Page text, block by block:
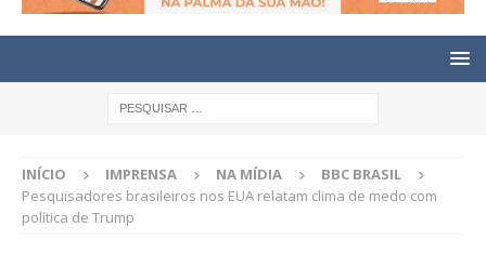
INÍCIO IMPRENSA NA MÍDIA
BBC BRASIL
Pesquisadores brasileiros nos EUA relatam clima de medo com
política de Trump